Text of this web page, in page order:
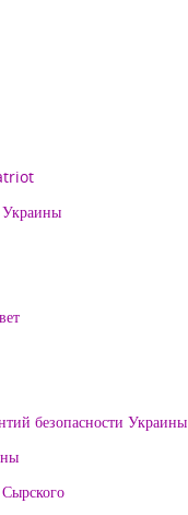
Украины
безопасности Украины